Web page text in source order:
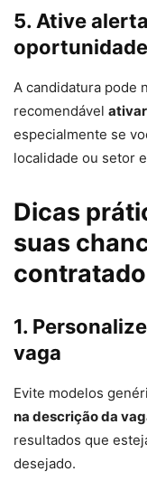
5. Ative
A candidatura pode
recomendável
especialmente se
localidade ou setor
Dicas
suas
contratado
1.
vaga
Evite modelos
na descrição da
resultados que
desejado.